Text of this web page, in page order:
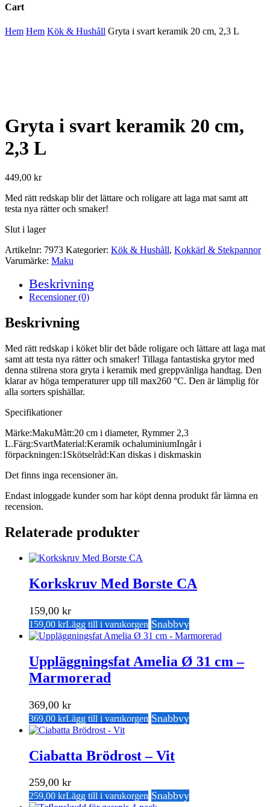
Cart
Close
Hem Hem Kök & Hushåll Gryta i svart keramik 20 cm, 2,3 L
Gryta i svart keramik 20 cm,
2,3 L
449,00 kr
Med rätt redskap blir det lättare och roligare att laga mat samt att
testa nya rätter och smaker!
Slut i lager
Artikelnr: 7973 Kategorier: Kök & Hushåll, Kokkärl & Stekpannor
Varumärke: Maku
Beskrivning
Recensioner (0)
Beskrivning
Med rätt redskap i köket blir det både roligare och lättare att laga mat
samt att testa nya rätter och smaker! Tillaga fantastiska grytor med
denna stilrena stora gryta i keramik med greppvänliga handtag. Den
klarar av höga temperaturer upp till max260 °C. Den är lämplig för
alla sorters spishällar.
Specifikationer
Märke:MakuMått:20 cm i diameter, Rymmer 2,3
L.Färg:SvartMaterial:Keramik ochaluminiumIngår i
förpackningen:1Skötselråd:Kan diskas i diskmaskin
Det finns inga recensioner än.
Endast inloggade kunder som har köpt denna produkt får lämna en
recension.
Relaterade produkter
Korkskruv Med Borste CA
159,00 kr
159,00 krLägg till i varukorgen Snabbvy
Uppläggningsfat Amelia Ø 31 cm –
Marmorerad
369,00 kr
369,00 krLägg till i varukorgen Snabbvy
Ciabatta Brödrost – Vit
259,00 kr
259,00 krLägg till i varukorgen Snabbvy